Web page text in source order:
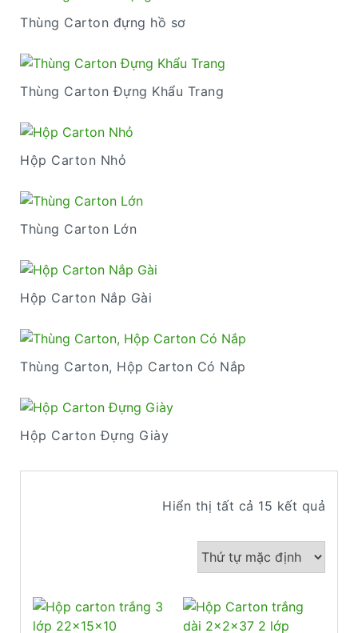
Thùng Carton đựng hồ sơ
Thùng Carton Đựng Khẩu Trang
Hộp Carton Nhỏ
Thùng Carton Lớn
Hộp Carton Nắp Gài
Thùng Carton, Hộp Carton Có Nắp
Hộp Carton Đựng Giày
Hiển thị tất cả 15 kết quả